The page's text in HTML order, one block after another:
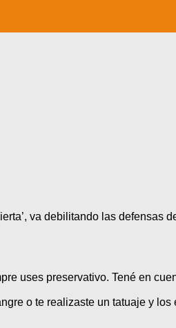
va debilitando las defensas
uses preservativo. Tené en
o te realizaste un tatuaje y los